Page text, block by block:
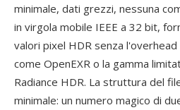
minimale, dati grezzi, nessuna
in virgola mobile IEEE a 32 bit,
valori pixel HDR senza
come OpenEXR o la gamma
Radiance HDR. La struttura del
minimale: un numero magico di